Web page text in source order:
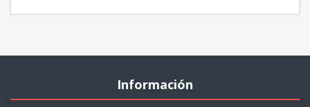
Información